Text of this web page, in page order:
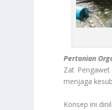
Pertanian
Zat
menjaga
Konsep ini